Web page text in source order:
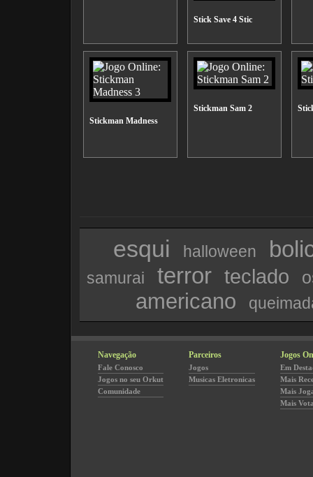
Stick Save 4 Stic
Stickman Madness
Stickman Sam 2
esqui halloween
samurai terror teclado
americano
Navegação
Fale Conosco
Jogos no seu Orkut
Comunidade
Parceiros
Jogos
Musicas Eletronicas
Jogos
Em
Mais
Mais
Mais